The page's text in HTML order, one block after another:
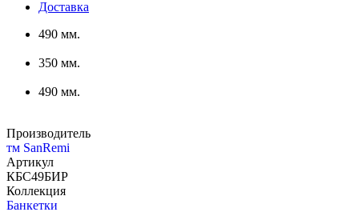
Доставка
490 мм.
350 мм.
490 мм.
Производитель
тм SanRemi
Артикул
КБС49БИР
Коллекция
Банкетки